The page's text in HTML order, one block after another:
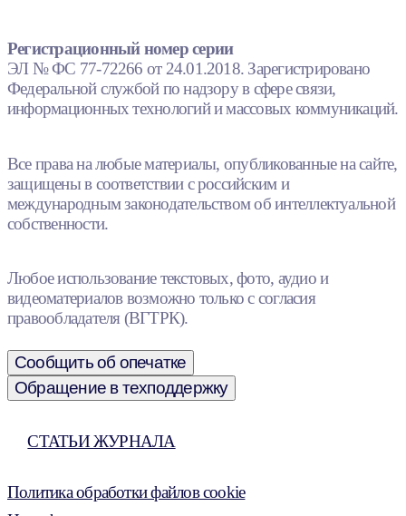
Регистрационный номер серии
ЭЛ № ФС 77-72266 от 24.01.2018. Зарегистрировано
Федеральной службой по надзору в сфере связи,
информационных технологий и массовых коммуникаций.
Все права на любые материалы, опубликованные на сайте,
защищены в соответствии с российским и
международным законодательством об интеллектуальной
собственности.
Любое использование текстовых, фото, аудио и
видеоматериалов возможно только с согласия
правообладателя (ВГТРК).
Сообщить об опечатке
Обращение в техподдержку
СТАТЬИ ЖУРНАЛА
Политика обработки файлов cookie